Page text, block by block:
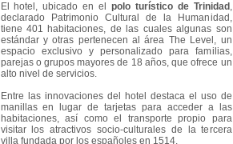
El hotel, ubicado en el polo turístico de Trinidad ,
declarado Patrimonio Cultural de la Humanidad,
tiene 401 habitaciones, de las cuales algunas son
estándar y otras pertenecen al área The Level, un
espacio exclusivo y personalizado para familias,
parejas o grupos mayores de 18 años, que ofrece un
alto nivel de servicios.
Entre las innovaciones del hotel destaca el uso de
manillas en lugar de tarjetas para acceder a las
habitaciones, así como el transporte propio para
visitar los atractivos socio-culturales de la tercera
villa fundada por los españoles en 1514.